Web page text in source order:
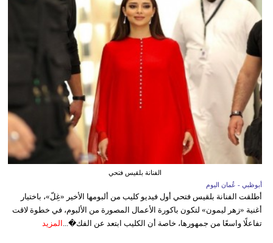
الفنانة بلقيس فتحي
أبوظبي - عُمان اليوم
أطلقت الفنانة بلقيس فتحي أول فيديو كليب من ألبومها الأخير «غِلّ»، باختيار
أغنية «زهر ليمون» لتكون باكورة الأعمال المصورة من الألبوم، في خطوة لاقت
تفاعلًا واسعًا من جمهورها، خاصة أن الكليب ابتعد عن الفك�... المزيد